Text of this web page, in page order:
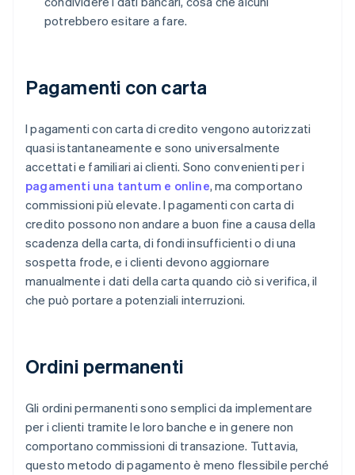
potrebbero esitare a fare.
Pagamenti con carta
I pagamenti con carta di credito vengono autorizzati
quasi istantaneamente e sono universalmente
accettati e familiari ai clienti. Sono convenienti per i
pagamenti una tantum e online, ma comportano
commissioni più elevate. I pagamenti con carta di
credito possono non andare a buon fine a causa della
scadenza della carta, di fondi insufficienti o di una
sospetta frode, e i clienti devono aggiornare
manualmente i dati della carta quando ciò si verifica, il
che può portare a potenziali interruzioni.
Ordini permanenti
Gli ordini permanenti sono semplici da implementare
per i clienti tramite le loro banche e in genere non
comportano commissioni di transazione. Tuttavia,
questo metodo di pagamento è meno flessibile perché